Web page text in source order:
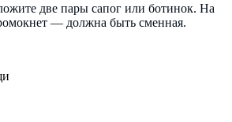
две пары сапог или ботинок. На
— должна быть сменная.